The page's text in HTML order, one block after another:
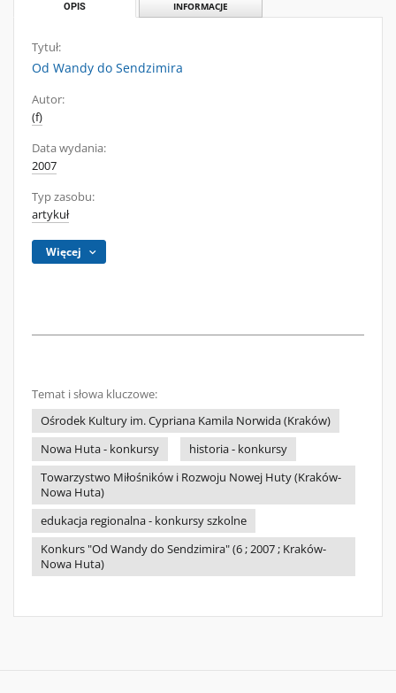
OPIS INFORMACJE
Tytuł:
Od Wandy do Sendzimira
Autor:
(f)
Data wydania:
2007
Typ zasobu:
artykuł
Więcej
Temat i słowa kluczowe:
Ośrodek Kultury im. Cypriana Kamila Norwida (Kraków)
Nowa Huta - konkursy
historia - konkursy
Towarzystwo Miłośników i Rozwoju Nowej Huty (Kraków-
Nowa Huta)
edukacja regionalna - konkursy szkolne
Konkurs "Od Wandy do Sendzimira" (6 ; 2007 ; Kraków-
Nowa Huta)